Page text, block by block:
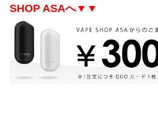
SHOP ASAへ▼▼